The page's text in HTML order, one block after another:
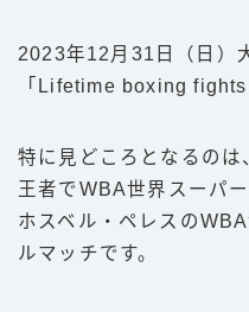
2023年12月31日（日）
「Lifetime boxing
特に見どころとなるの
王者でWBA世界スーパ
ホスベル・ペレスの
ルマッチです。